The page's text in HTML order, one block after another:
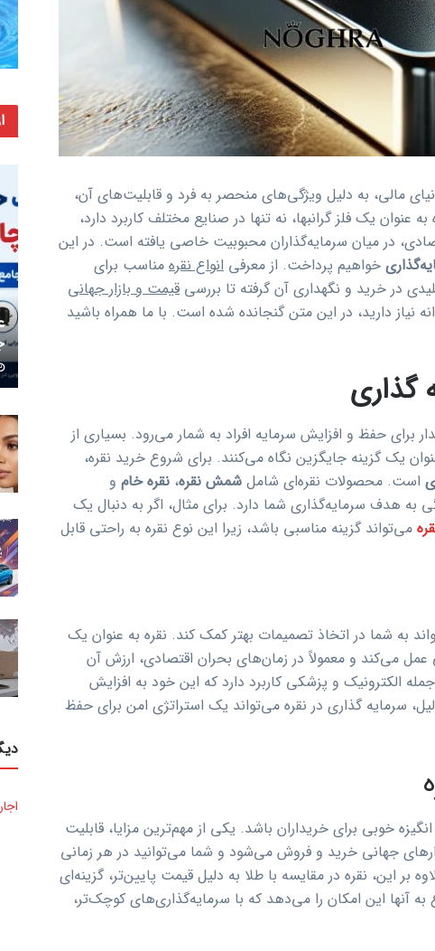
مالی، به دلیل ویژگی‌های منحصر به فرد و قابلیت‌های آن،
یک فلز گرانبها، نه تنها در صنایع مختلف کاربرد دارد،
در میان سرمایه‌گذاران محبوبیت خاصی یافته است. در این
خواهیم پرداخت. از معرفی انواع نقره مناسب برای
در خرید و نگهداری آن گرفته تا بررسی قیمت و بازار جهانی
نیاز دارید، در این متن گنجانده شده است. با ما همراه باشید
گذاری
برای حفظ و افزایش سرمایه افراد به شمار می‌رود. بسیاری از
یک گزینه جایگزین نگاه می‌کنند. برای شروع خرید نقره،
است. محصولات نقره‌ای شامل شمش نقره، نقره خام و
هدف سرمایه‌گذاری شما دارد. برای مثال، اگر به دنبال یک
می‌تواند گزینه مناسبی باشد، زیرا این نوع نقره به راحتی قابل
به شما در اتخاذ تصمیمات بهتر کمک کند. نقره به عنوان یک
عمل می‌کند و معمولاً در زمان‌های بحران اقتصادی، ارزش آن
الکترونیک و پزشکی کاربرد دارد که این خود به افزایش
سرمایه گذاری در نقره می‌تواند یک استراتژی امن برای حفظ
خوبی برای خریداران باشد. یکی از مهم‌ترین مزایا، قابلیت
جهانی خرید و فروش می‌شود و شما می‌توانید در هر زمانی
بر این، نقره در مقایسه با طلا به دلیل قیمت پایین‌تر، گزینه‌ای
آنها این امکان را می‌دهد که با سرمایه‌گذاری‌های کوچک‌تر،